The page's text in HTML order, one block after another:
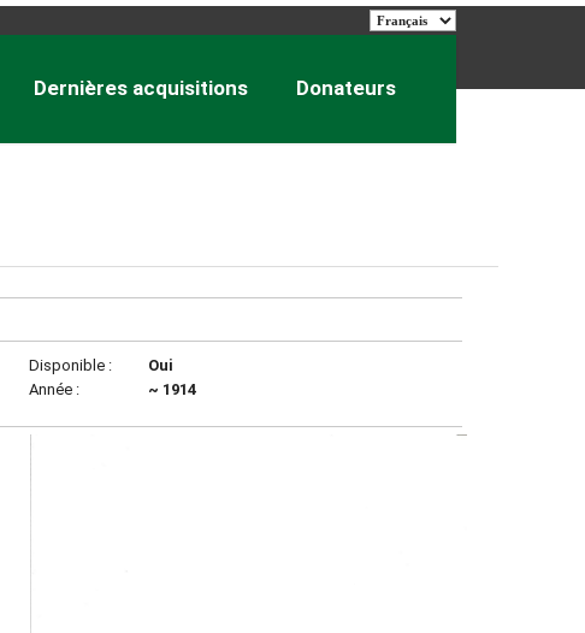
Dernières acquisitions Donateurs
Disponible :
Oui
Année :
~ 1914